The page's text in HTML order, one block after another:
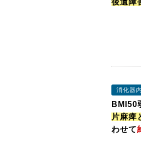
後遺障
消化器
BMI50
片麻痺
わせて